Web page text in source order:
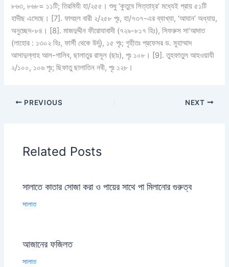
৮৬৩, ৮৬৮= ১১টি; তিরমিযী হা/২৫৫। শুধু ‘কুতুবে সিত্তাহ্র’ মধ্যেই প্রায় ৫১টি
হাদীছ এসেছে। [7]. ফাৎহুল বারী ২/২৫৮ পৃঃ, হা/৭৩৭-এর ব্যাখ্যা, ‘আযান’ অধ্যায়,
অনুচ্ছেদ-৮৪। [8]. মাজদুদ্দীন ফীরোযাবাদী (৭২৯-৮১৭ হিঃ), সিফরুস সা‘আদাত
(লাহোর : ১৩০২ হিঃ, ফার্সী থেকে উর্দূ), ১৫ পৃঃ; গৃহীতঃ প্রফেসর ড. মুহাম্মাদ
আসাদুল্লাহ আল-গালিব, ছালাতুর রাসূল (ছাঃ), পৃঃ ১০৮। [9]. তুহফাতুল আহওয়াযী
২/১০০, ১০৬ পৃঃ; ছিফাতু ছালাতিন নবী, পৃঃ ১২৮।
PREVIOUS NEXT
Related Posts
সালাতে কাতার সোজা করা ও পায়ের সাথে পা মিলানোর গুরুত্ব
সালাত
আজানের ফজিলত
সালাত